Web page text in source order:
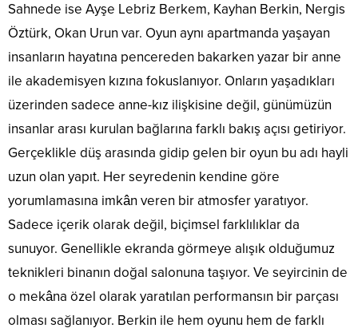
Sahnede ise Ayşe Lebriz Berkem, Kayhan Berkin, Nergis
Öztürk, Okan Urun var. Oyun aynı apartmanda yaşayan
insanların hayatına pencereden bakarken yazar bir anne
ile akademisyen kızına fokuslanıyor. Onların yaşadıkları
üzerinden sadece anne-kız ilişkisine değil, günümüzün
insanlar arası kurulan bağlarına farklı bakış açısı getiriyor.
Gerçeklikle düş arasında gidip gelen bir oyun bu adı hayli
uzun olan yapıt. Her seyredenin kendine göre
yorumlamasına imkân veren bir atmosfer yaratıyor.
Sadece içerik olarak değil, biçimsel farklılıklar da
sunuyor. Genellikle ekranda görmeye alışık olduğumuz
teknikleri binanın doğal salonuna taşıyor. Ve seyircinin de
o mekâna özel olarak yaratılan performansın bir parçası
olması sağlanıyor. Berkin ile hem oyunu hem de farklı